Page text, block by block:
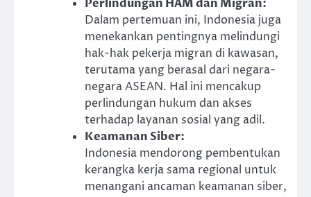
Perlindungan HAM dan Migran:
Dalam pertemuan ini, Indonesia juga
menekankan pentingnya melindungi
hak-hak pekerja migran di kawasan,
terutama yang berasal dari negara-
negara ASEAN. Hal ini mencakup
perlindungan hukum dan akses
terhadap layanan sosial yang adil.
Keamanan Siber:
Indonesia mendorong pembentukan
kerangka kerja sama regional untuk
menangani ancaman keamanan siber,